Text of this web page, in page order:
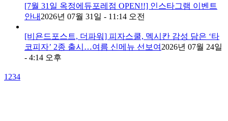
[7월 31일 옥정에듀포레점 OPEN!!] 인스타그램 이벤트
안내 2026년 07월 31일 - 11:14 오전
[비욘드포스트, 더파워] 피자스쿨, 멕시칸 감성 담은 ‘타
코피자’ 2종 출시…여름 신메뉴 선보여 2026년 07월 24일
- 4:14 오후
1 234